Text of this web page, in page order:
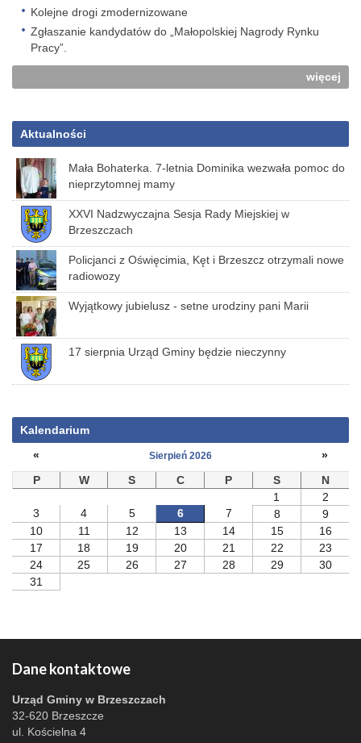
Kolejne drogi zmodernizowane
Zgłaszanie kandydatów do „Małopolskiej Nagrody Rynku
Pracy”.
więcej
Aktualności
Mała Bohaterka. 7-letnia Dominika wezwała pomoc do
nieprzytomnej mamy
XXVI Nadzwyczajna Sesja Rady Miejskiej w
Brzeszczach
Policjanci z Oświęcimia, Kęt i Brzeszcz otrzymali nowe
radiowozy
Wyjątkowy jubielusz - setne urodziny pani Marii
17 sierpnia Urząd Gminy będzie nieczynny
Kalendarium
«
Sierpień 2026
»
P
W S C P S
N
1
2
3
4 5 6 7 8
9
10
11 12 13 14 15
16
17
18 19 20 21 22
23
24
25 26 27 28 29
30
31
Dane kontaktowe
Urząd Gminy w Brzeszczach
32-620 Brzeszcze
ul. Kościelna 4